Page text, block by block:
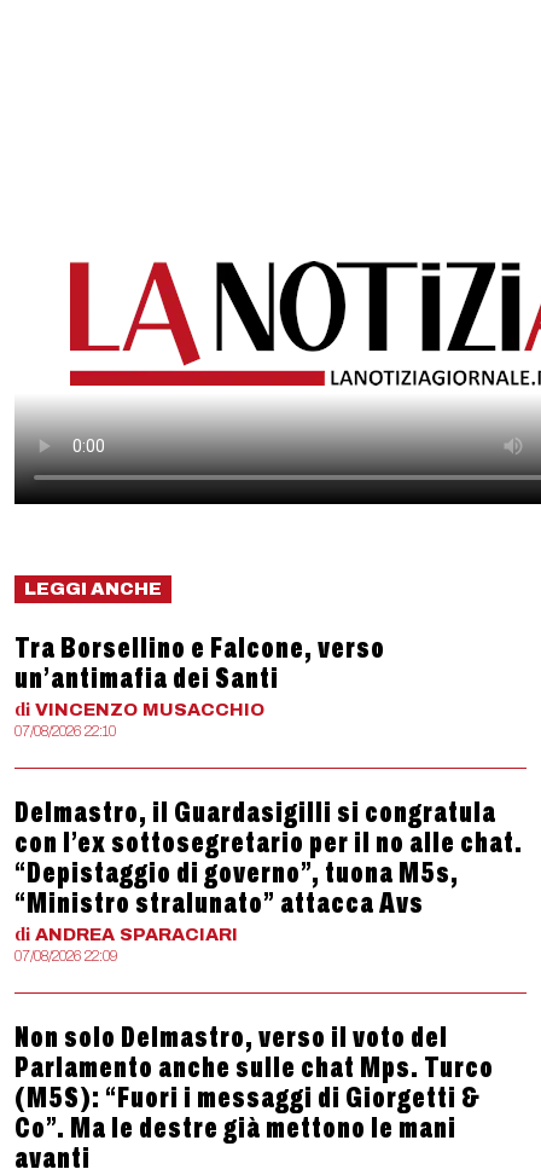
LEGGI ANCHE
Tra Borsellino e Falcone, verso
un’antimafia dei Santi
di VINCENZO MUSACCHIO
07/08/2026 22:10
Delmastro, il Guardasigilli si congratula
con l’ex sottosegretario per il no alle chat.
“Depistaggio di governo”, tuona M5s,
“Ministro stralunato” attacca Avs
di ANDREA SPARACIARI
07/08/2026 22:09
Non solo Delmastro, verso il voto del
Parlamento anche sulle chat Mps. Turco
(M5S): “Fuori i messaggi di Giorgetti &
Co”. Ma le destre già mettono le mani
avanti